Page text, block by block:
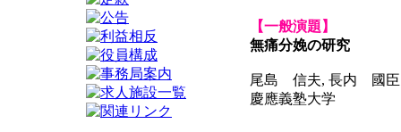
【一般演題】
無痛分娩の研究
尾島 信夫, 長内 國臣
慶應義塾大学